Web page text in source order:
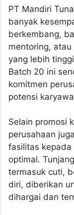
PT Mandiri
banyak
berkembang,
mentoring,
yang lebih
Batch 20 ini
komitmen
potensi
Selain promosi
perusahaan
fasilitas kepada
optimal.
termasuk cuti,
diri, diberikan
dihargai dan